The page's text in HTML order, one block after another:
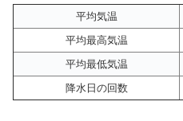
平均気温
平均最高気温
平均最低気温
降水日の回数